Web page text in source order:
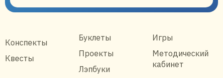
Конспекты
Квесты
Буклеты
Проекты
Лэпбуки
Игры
Методический
кабинет